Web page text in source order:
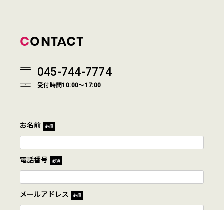
CONTACT
045-744-7774
受付時間10:00～17:00
お名前 必須
電話番号 必須
メールアドレス 必須